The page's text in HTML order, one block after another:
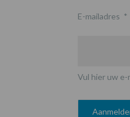
E-mailadres *
Vul hier uw e-